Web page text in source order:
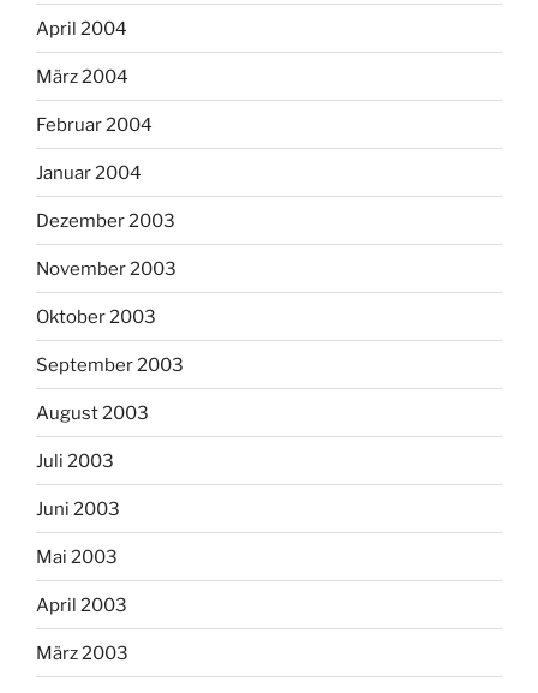
April 2004
März 2004
Februar 2004
Januar 2004
Dezember 2003
November 2003
Oktober 2003
September 2003
August 2003
Juli 2003
Juni 2003
Mai 2003
April 2003
März 2003